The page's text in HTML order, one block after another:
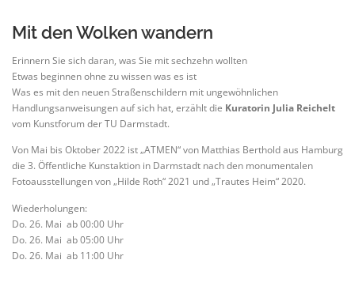
Mit den Wolken wandern
Erinnern Sie sich daran, was Sie mit sechzehn wollten
Etwas beginnen ohne zu wissen was es ist
Was es mit den neuen Straßenschildern mit ungewöhnlichen
Handlungsanweisungen auf sich hat, erzählt die Kuratorin Julia Reichelt
vom Kunstforum der TU Darmstadt.
Von Mai bis Oktober 2022 ist „ATMEN“ von Matthias Berthold aus Hamburg
die 3. Öffentliche Kunstaktion in Darmstadt nach den monumentalen
Fotoausstellungen von „Hilde Roth“ 2021 und „Trautes Heim“ 2020.
Wiederholungen:
Do. 26. Mai ab 00:00 Uhr
Do. 26. Mai ab 05:00 Uhr
Do. 26. Mai ab 11:00 Uhr